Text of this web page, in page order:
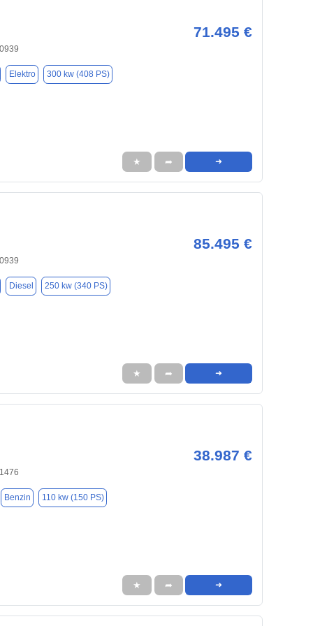
71.495 €
Elektro 300 kw (408 PS)
★ ➦ ➜
85.495 €
Diesel 250 kw (340 PS)
★ ➦ ➜
38.987 €
Benzin 110 kw (150 PS)
★ ➦ ➜